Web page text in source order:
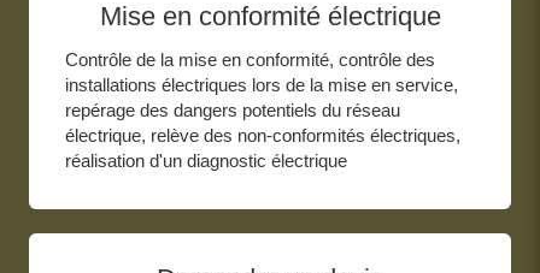
Mise en conformité électrique
Contrôle de la mise en conformité, contrôle des
installations électriques lors de la mise en service,
repérage des dangers potentiels du réseau
électrique, relève des non-conformités électriques,
réalisation d'un diagnostic électrique